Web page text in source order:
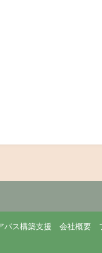
パス構築支援 会社概要